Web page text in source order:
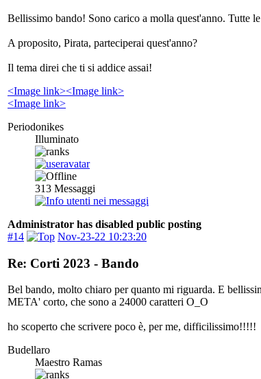
Bellissimo bando! Sono carico a molla quest'anno. Tutte
A proposito, Pirata, parteciperai quest'anno?
Il tema direi che ti si addice assai!
<Image link><Image link>
<Image link>
Periodonikes
Illuminato
313 Messaggi
Administrator has disabled public posting
#14
Nov-23-22 10:23:20
Re: Corti 2023 - Bando
Bel bando, molto chiaro per quanto mi riguarda. E
META' corto, che sono a 24000 caratteri O_O
ho scoperto che scrivere poco è, per me, difficilissimo!!!!!
Budellaro
Maestro Ramas